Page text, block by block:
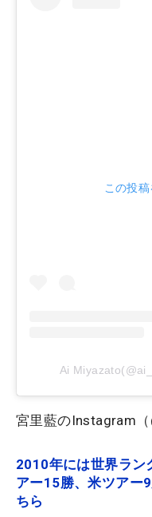
この投
Ai
宮里藍のInstagram（
2010年には世界ラ
アー15勝、米ツアー
ちら